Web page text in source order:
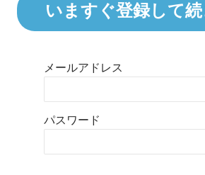
いますぐ登録して
メールアドレス
パスワード